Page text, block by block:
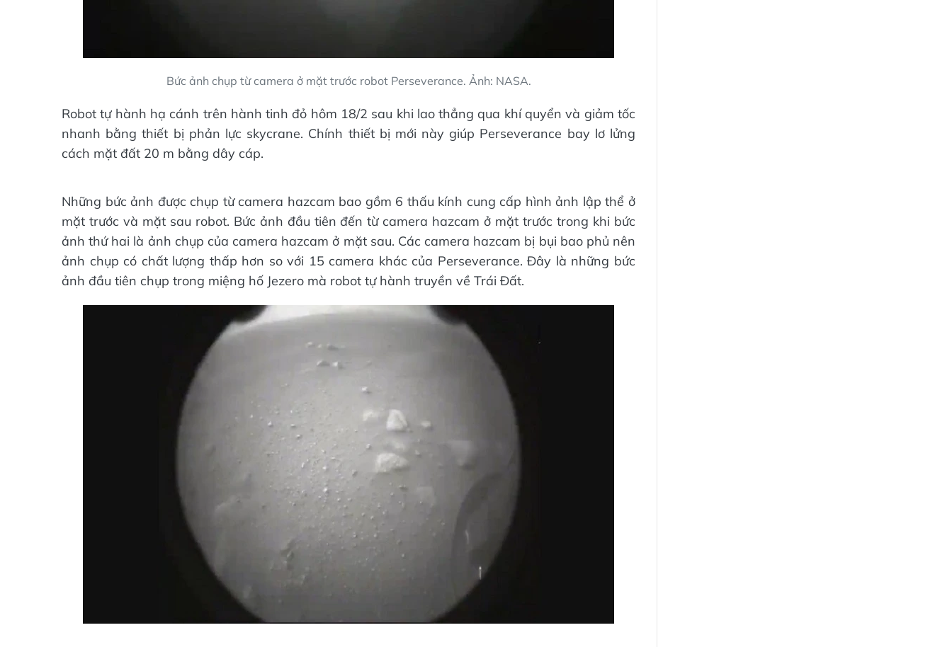
Bức ảnh chụp từ camera ở mặt trước robot Perseverance. Ảnh: NASA.
Robot tự hành hạ cánh trên hành tinh đỏ hôm 18/2 sau khi lao thẳng qua khí quyển và giảm tốc
nhanh bằng thiết bị phản lực skycrane. Chính thiết bị mới này giúp Perseverance bay lơ lửng
cách mặt đất 20 m bằng dây cáp.
Những bức ảnh được chụp từ camera hazcam bao gồm 6 thấu kính cung cấp hình ảnh lập thể ở
mặt trước và mặt sau robot. Bức ảnh đầu tiên đến từ camera hazcam ở mặt trước trong khi bức
ảnh thứ hai là ảnh chụp của camera hazcam ở mặt sau. Các camera hazcam bị bụi bao phủ nên
ảnh chụp có chất lượng thấp hơn so với 15 camera khác của Perseverance. Đây là những bức
ảnh đầu tiên chụp trong miệng hố Jezero mà robot tự hành truyền về Trái Đất.